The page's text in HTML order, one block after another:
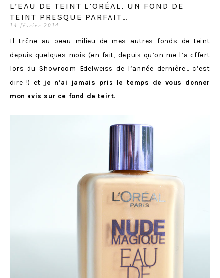
L’EAU DE TEINT L’ORÉAL, UN FOND DE
TEINT PRESQUE PARFAIT…
14 février 2014
Il trône au beau milieu de mes autres fonds de teint
depuis quelques mois (en fait, depuis qu’on me l’a offert
lors du Showroom Edelweiss de l’année dernière… c’est
dire !) et je n’ai jamais pris le temps de vous donner
mon avis sur ce fond de teint.